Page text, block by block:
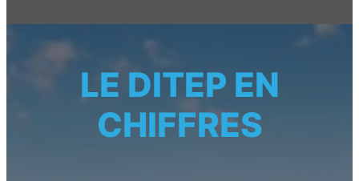
LE DITEP EN
CHIFFRES